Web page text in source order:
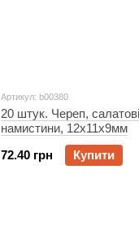
Артикул: b00380
20 штук. Череп,
намистини, 12x11x9мм
72.40 грн
Купити